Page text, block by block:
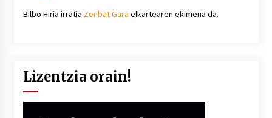
Bilbo Hiria irratia Zenbat Gara elkartearen ekimena da.
Lizentzia orain!